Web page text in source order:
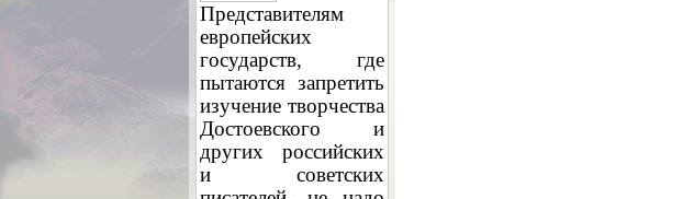
Представителям
европейских
государств, где
пытаются запретить
изучение творчества
Достоевского и
других российских
и советских